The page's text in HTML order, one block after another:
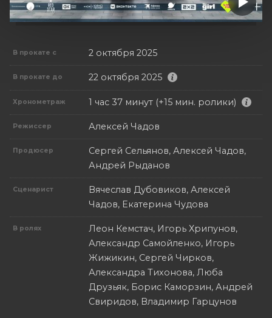
В прокате с 2 октября 2025
В прокате до 22 октября 2025
Хронометраж 1 час 37 минут (+15 мин. ролики)
Режиссер Алексей Чадов
Продюсер
Сергей Сельянов, Алексей Чадов,
Андрей Рыданов
Сценарист
Вячеслав Дубовиков, Алексей
Чадов, Екатерина Чудова
В ролях
Леон Кемстач, Игорь Хрипунов,
Александр Самойленко, Игорь
Жижикин, Сергей Чирков,
Александра Тихонова, Люба
Друзьяк, Борис Каморзин, Андрей
Свиридов, Владимир Гарцунов